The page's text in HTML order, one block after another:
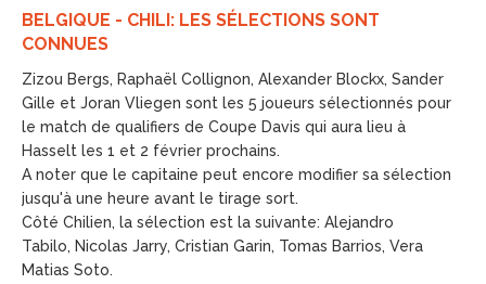
BELGIQUE - CHILI: LES SÉLECTIONS SONT
CONNUES
Zizou Bergs, Raphaël Collignon, Alexander Blockx, Sander
Gille et Joran Vliegen sont les 5 joueurs sélectionnés pour
le match de qualifiers de Coupe Davis qui aura lieu à
Hasselt les 1 et 2 février prochains.
A noter que le capitaine peut encore modifier sa sélection
jusqu'à une heure avant le tirage sort.
Côté Chilien, la sélection est la suivante: Alejandro
Tabilo, Nicolas Jarry, Cristian Garin, Tomas Barrios, Vera
Matias Soto.